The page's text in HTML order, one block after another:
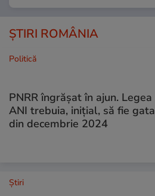
ȘTIRI ROMÂNIA
Politică
PNRR îngrășat în ajun. Legea
ANI trebuia, inițial, să fie gata
din decembrie 2024
Ştiri